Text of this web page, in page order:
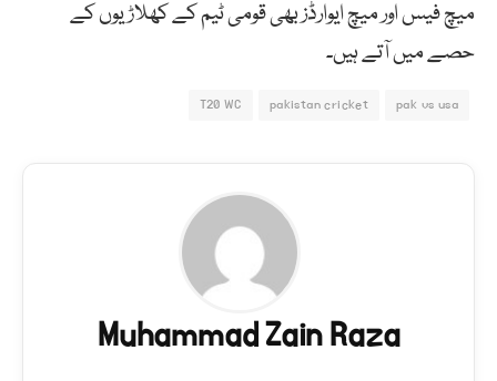
میچ فیس اور میچ ایوارڈز بھی قومی ٹیم کے کھلاڑیوں کے
حصے میں آتے ہیں۔
pak vs usa
pakistan cricket
T20 WC
Muhammad Zain Raza